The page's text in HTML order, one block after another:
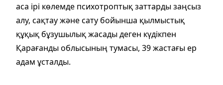
аса ірі көлемде психотроптық заттарды заңсыз
алу, сақтау және сату бойынша қылмыстық
құқық бұзушылық жасады деген күдікпен
Қарағанды ​​облысының тумасы, 39 жастағы ер
адам ұсталды.